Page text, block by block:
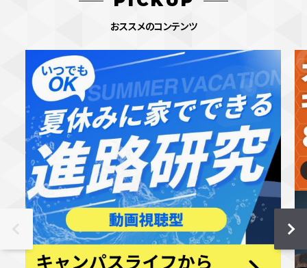
おススメのコンテンツ